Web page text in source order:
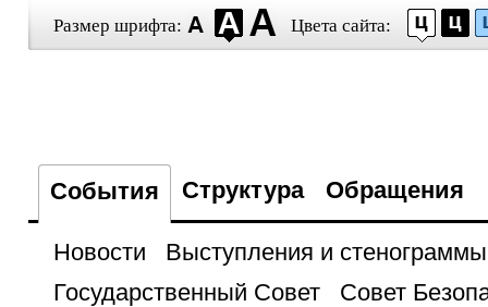
Размер шрифта: Цвета сайта:
События Структура Обращения
Новости
Выступления и стенограммы
Государственный Совет
Совет